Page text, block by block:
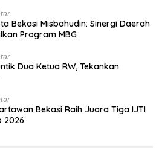
Bekasi Misbahudin: Sinergi Daerah
Program MBG
Dua Ketua RW, Tekankan
Bekasi Raih Juara Tiga IJTI
2026